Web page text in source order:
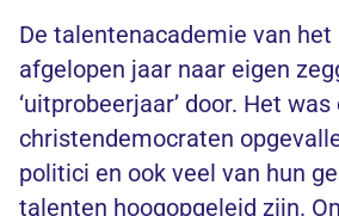
De talentenacademie van het
afgelopen jaar naar eigen
‘uitprobeerjaar’ door. Het was
christendemocraten
politici en ook veel van hun
talenten hoogopgeleid zijn.